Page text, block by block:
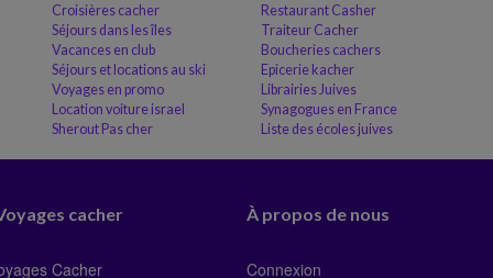
Croisières cacher
Restaurant Casher
Séjours dans les îles
Traiteur Cacher
Vacances en club
Boucheries cachers
Séjours et locations au ski
Epicerie kacher
Voyages en promo
Librairies Juives
Location voiture israel
Synagogues en France
Sherout Pas cher Liste des écoles juives
cacher
Cacher
À propos de nous
Connexion